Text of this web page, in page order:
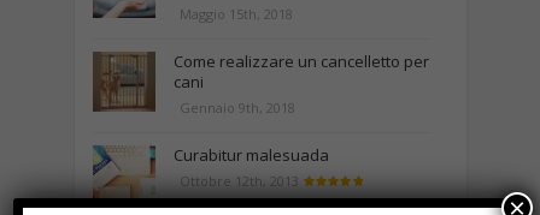
Maggio 15th, 2018
Come realizzare un cancelletto per
cani
Gennaio 9th, 2018
Curabitur malesuada
Ottobre 12th, 2013
×